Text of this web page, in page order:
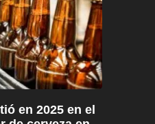
en 2025 en el